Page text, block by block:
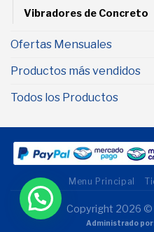
Vibradores de Concreto
Ofertas Mensuales
Productos más vendidos
Todos los Productos
Menu Principal
Copyright 2026 ©
Administrado